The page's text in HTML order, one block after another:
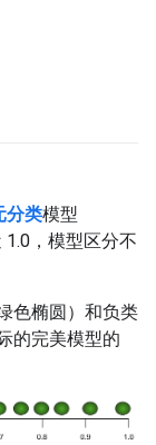
分类模型
1.0，模型区分不
色椭圆）和负类
的完美模型的